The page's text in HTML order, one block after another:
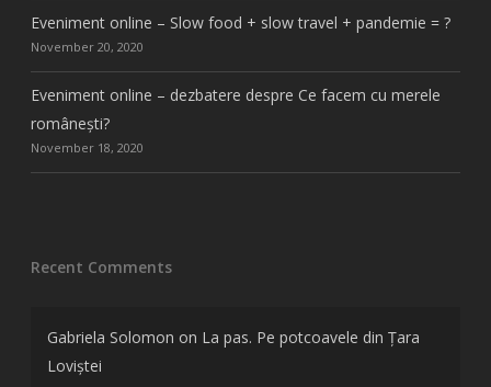
Eveniment online – Slow food + slow travel + pandemie = ?
November 20, 2020
Eveniment online – dezbatere despre Ce facem cu merele
românești?
November 18, 2020
Recent Comments
Gabriela Solomon on La pas. Pe potcoavele din Țara
Loviștei